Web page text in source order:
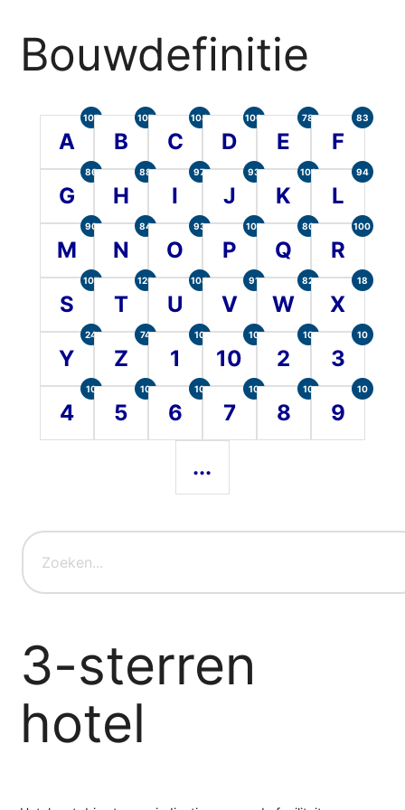
Bouwdefinitie
A
105
B
107
C
104
D
100
E
78
F
83
G
86
H
88
I
97
J
93
K
101
L
94
M
90
N
84
O
93
P
101
Q
80
R
100
S
107
T
120
U
104
V
91
W
82
X
18
Y
24
Z
74
1
10
10
10
2
10
3
10
4
10
5
10
6
10
7
10
8
10
9
10
...
3-sterren
hotel